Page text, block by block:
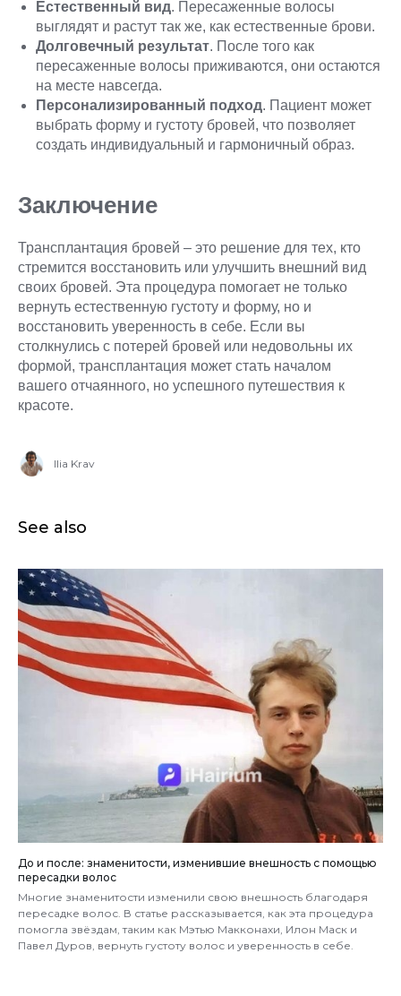
Естественный вид. Пересаженные волосы
выглядят и растут так же, как естественные брови.
Долговечный результат. После того как
пересаженные волосы приживаются, они остаются
на месте навсегда.
Персонализированный подход. Пациент может
выбрать форму и густоту бровей, что позволяет
создать индивидуальный и гармоничный образ.
Заключение
Трансплантация бровей – это решение для тех, кто
стремится восстановить или улучшить внешний вид
своих бровей. Эта процедура помогает не только
вернуть естественную густоту и форму, но и
восстановить уверенность в себе. Если вы
столкнулись с потерей бровей или недовольны их
формой, трансплантация может стать началом
вашего отчаянного, но успешного путешествия к
красоте.
Ilia Krav
See also
До и после: знаменитости, изменившие внешность с помощью
пересадки волос
Многие знаменитости изменили свою внешность благодаря
пересадке волос. В статье рассказывается, как эта процедура
помогла звёздам, таким как Мэтью Макконахи, Илон Маск и
Павел Дуров, вернуть густоту волос и уверенность в себе.